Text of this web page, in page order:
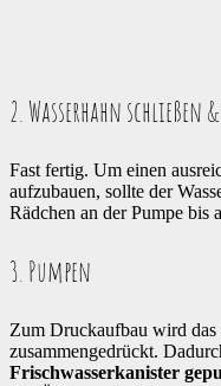
2. Wasserhahn schließen
Fast fertig. Um einen
aufzubauen, sollte der
Rädchen an der Pumpe bis
3. Pumpen
Zum Druckaufbau wird
zusammengedrückt.
Frischwasserkanister